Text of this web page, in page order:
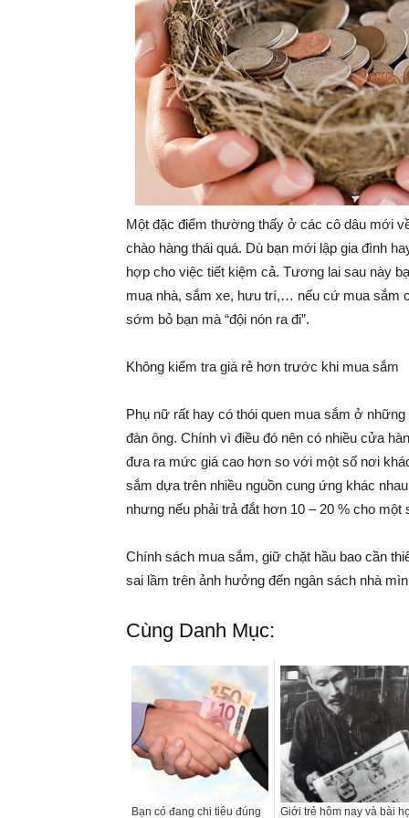
Một đặc điểm thường thấy ở các cô dâu mới
chào hàng thái quá. Dù bạn mới lập gia đình
hợp cho việc tiết kiệm cả. Tương lai sau này
mua nhà, sắm xe, hưu trí,… nếu cứ mua sắm
sớm bỏ bạn mà “đội nón ra đi”.
Không kiểm tra giá rẻ hơn trước khi mua sắm
Phụ nữ rất hay có thói quen mua sắm ở
đàn ông. Chính vì điều đó nên có nhiều cửa
đưa ra mức giá cao hơn so với một số nơi
sắm dựa trên nhiều nguồn cung ứng khác
nhưng nếu phải trả đắt hơn 10 – 20 % cho
Chính sách mua sắm, giữ chặt hầu bao cần
sai lầm trên ảnh hưởng đến ngân sách nhà
Cùng Danh Mục:
Bạn có đang chi tiêu đúng Giới trẻ hôm nay và bài